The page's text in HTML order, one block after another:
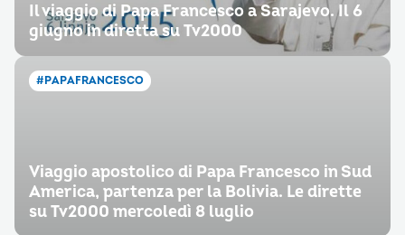
Il viaggio di Papa Francesco a Sarajevo. Il 6
giugno in diretta su Tv2000
#PAPAFRANCESCO
Viaggio apostolico di Papa Francesco in Sud
America, partenza per la Bolivia. Le dirette
su Tv2000 mercoledì 8 luglio